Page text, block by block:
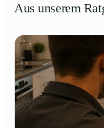
Aus unserem